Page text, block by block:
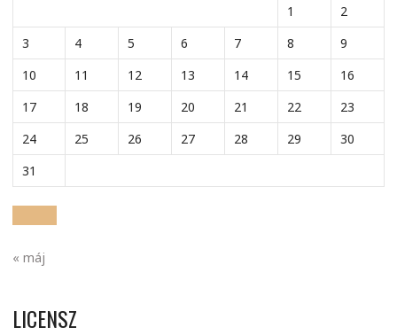
1
2
3
4 5 6 7 8
9
10
11 12 13 14 15
16
17
18 19 20 21 22
23
24
25 26 27 28 29
30
31
« máj
LICENSZ